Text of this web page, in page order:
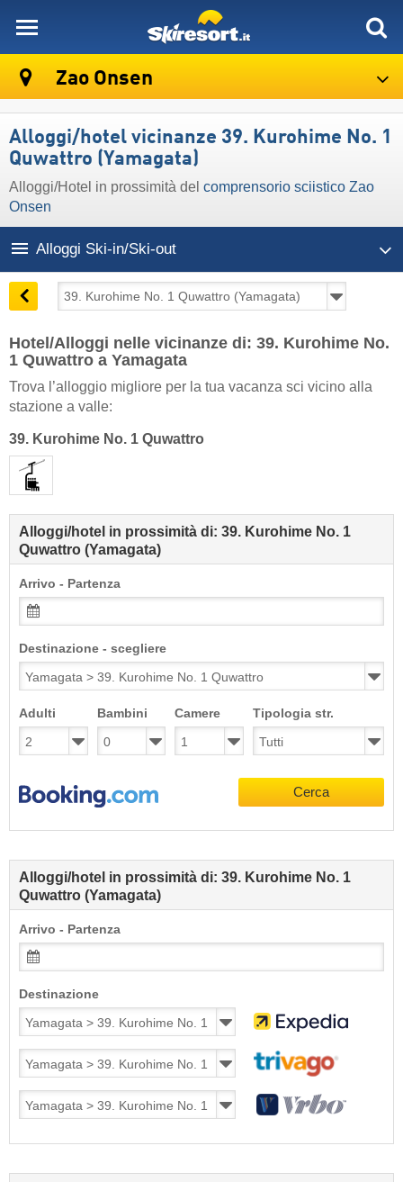
Zao Onsen
Alloggi/hotel vicinanze 39. Kurohime No. 1
Quwattro (Yamagata)
Alloggi/Hotel in prossimità del comprensorio sciistico Zao
Onsen
Alloggi Ski-in/Ski-out
Hotel/Alloggi nelle vicinanze di: 39. Kurohime No.
1 Quwattro a Yamagata
Trova l’alloggio migliore per la tua vacanza sci vicino alla
stazione a valle:
39. Kurohime No. 1 Quwattro
Alloggi/hotel in prossimità di: 39. Kurohime No. 1
Quwattro (Yamagata)
Arrivo - Partenza
Destinazione - scegliere
Adulti Bambini Camere Tipologia str.
Cerca
Alloggi/hotel in prossimità di: 39. Kurohime No. 1
Quwattro (Yamagata)
Arrivo - Partenza
Destinazione